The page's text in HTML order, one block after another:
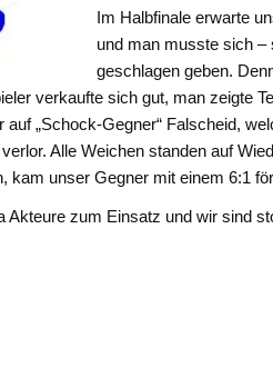
Im Halbfinale erwarte
und man musste sich
geschlagen geben.
verkaufte sich gut, man zeigte
„Schock-Gegner“ Falscheid,
Alle Weichen standen auf
kam unser Gegner mit einem 6:1
zum Einsatz und wir sind